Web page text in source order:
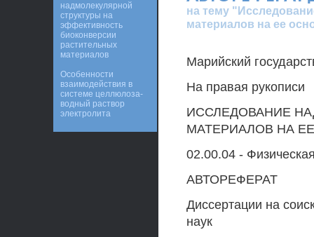
на тему
материалов на ее
Марийский
На правая рукописи
ИССЛЕДОВАНИЕ
МАТЕРИАЛОВ НА
02.00.04 -
АВТОРЕФЕРАТ
Диссертации на
наук
надмолекулярной
структуры на
эффективность
биоконверсии
растительных
материалов
Особенности
взаимодействия в
системе целлюлоза-
водный раствор
электролита